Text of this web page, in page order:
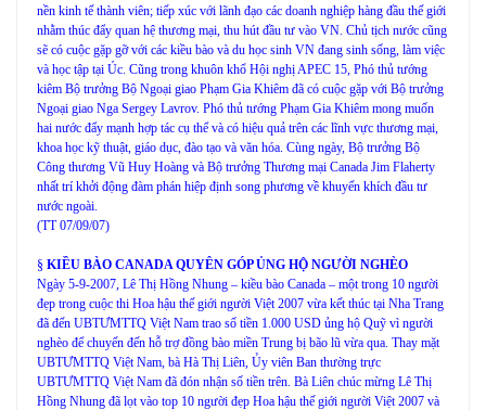
nền kinh tế thành viên; tiếp xúc với lãnh đạo các doanh nghiệp hàng đầu thế giới
nhằm thúc đẩy quan hệ thương mại, thu hút đầu tư vào VN. Chủ tịch nước cũng
sẽ có cuộc gặp gỡ với các kiều bào và du học sinh VN đang sinh sống, làm việc
và học tập tại Úc. Cũng trong khuôn khổ Hội nghị APEC 15, Phó thủ tướng
kiêm Bộ trưởng Bộ Ngoại giao Phạm Gia Khiêm đã có cuộc gặp với Bộ trưởng
Ngoại giao Nga Sergey Lavrov. Phó thủ tướng Phạm Gia Khiêm mong muốn
hai nước đẩy mạnh hợp tác cụ thể và có hiệu quả trên các lĩnh vực thương mại,
khoa học kỹ thuật, giáo dục, đào tạo và văn hóa. Cùng ngày, Bộ trưởng Bộ
Công thương Vũ Huy Hoàng và Bộ trưởng Thương mại Canada Jim Flaherty
nhất trí khởi động đàm phán hiệp định song phương về khuyến khích đầu tư
nước ngoài.
(TT 07/09/07)
§ KIỀU BÀO CANADA QUYÊN GÓP ỦNG HỘ NGƯỜI NGHÈO
Ngày 5-9-2007, Lê Thị Hồng Nhung – kiều bào Canada – một trong 10 người
đẹp trong cuộc thi Hoa hậu thế giới người Việt 2007 vừa kết thúc tại Nha Trang
đã đến UBTƯMTTQ Việt Nam trao số tiền 1.000 USD ủng hộ Quỹ vì người
nghèo để chuyến đến hỗ trợ đồng bào miền Trung bị bão lũ vừa qua. Thay mặt
UBTƯMTTQ Việt Nam, bà Hà Thị Liên, Ủy viên Ban thường trực
UBTƯMTTQ Việt Nam đã đón nhận số tiền trên. Bà Liên chúc mừng Lê Thị
Hồng Nhung đã lọt vào top 10 người đẹp Hoa hậu thế giới người Việt 2007 và